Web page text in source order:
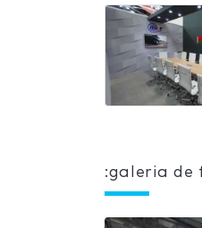
:galeria de